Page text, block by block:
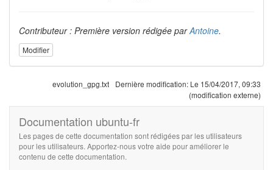
Contributeur : Première version rédigée parAntoine.
Modifier
evolution_gpg.txt Dernière modification: Le 15/04/2017, 09:33
(modification externe)
Documentation ubuntu-fr
Les pages de cette documentation sont rédigées par les utilisateurs
pour les utilisateurs. Apportez-nous votre aide pour améliorer le
contenu de cette documentation.